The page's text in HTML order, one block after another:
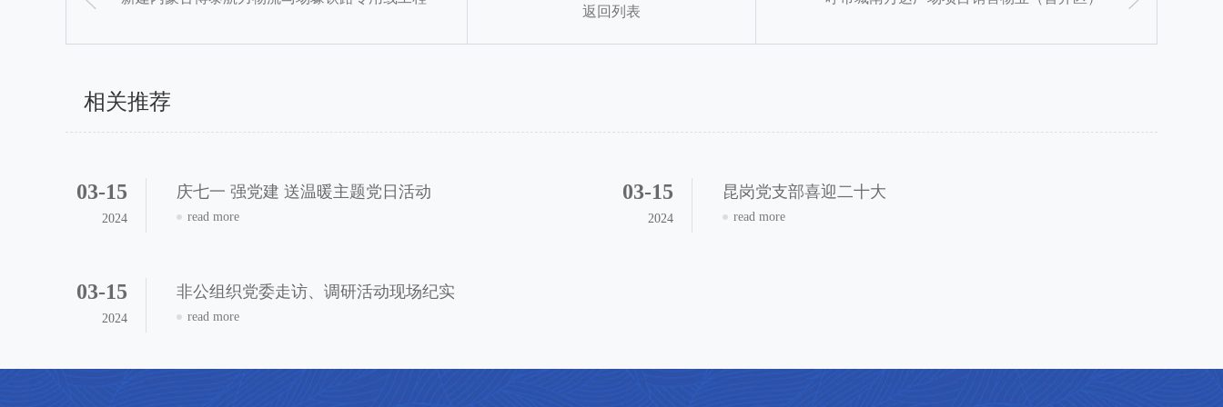
返回列表
相关推荐
03-15
2024
庆七一 强党建 送温暖主题党日活动
read more
03-15
2024
昆岗党支部喜迎二十大
read more
03-15
2024
非公组织党委走访、调研活动现场纪实
read more